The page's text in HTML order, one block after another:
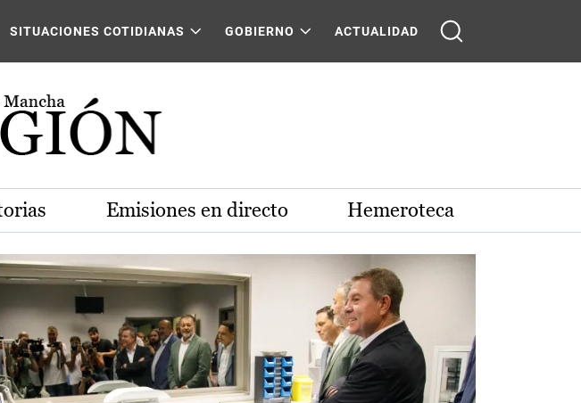
SITUACIONES COTIDIANAS GOBIERNO ACTUALIDAD
Emisiones en directo Hemeroteca